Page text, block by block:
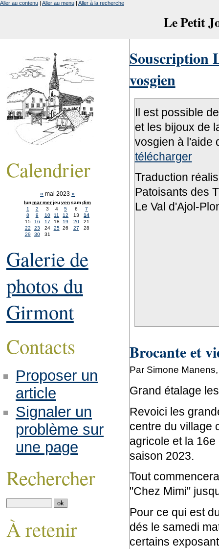
Le Petit
Aller au contenu | Aller au menu | Aller à la recherche
Souscription
vosgien
Il est possible
et les bijoux de
vosgien à l'aide
télécharger
Traduction
Patoisants des
Le Val d'Ajol-
Brocante et
Par Simone
Grand étalage
Revoici les
centre du village
agricole et la
saison 2023.
Tout
"Chez Mimi"
Pour ce qui est
dés le samedi
certains
Calendrier
« mai 2023»
lunmarmerjeuvensamdim
1
2 3 4 5 6
7
8
9 10 11 12 13
14
15
16 17 18 19 20
21
22
23 24 25 26 27
28
29
30 31
Galerie de
photos du
Girmont
Contacts
Proposer un
article
Signaler un
problème sur
une page
Rechercher
À retenir